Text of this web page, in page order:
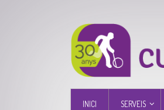
INICI SERVEIS